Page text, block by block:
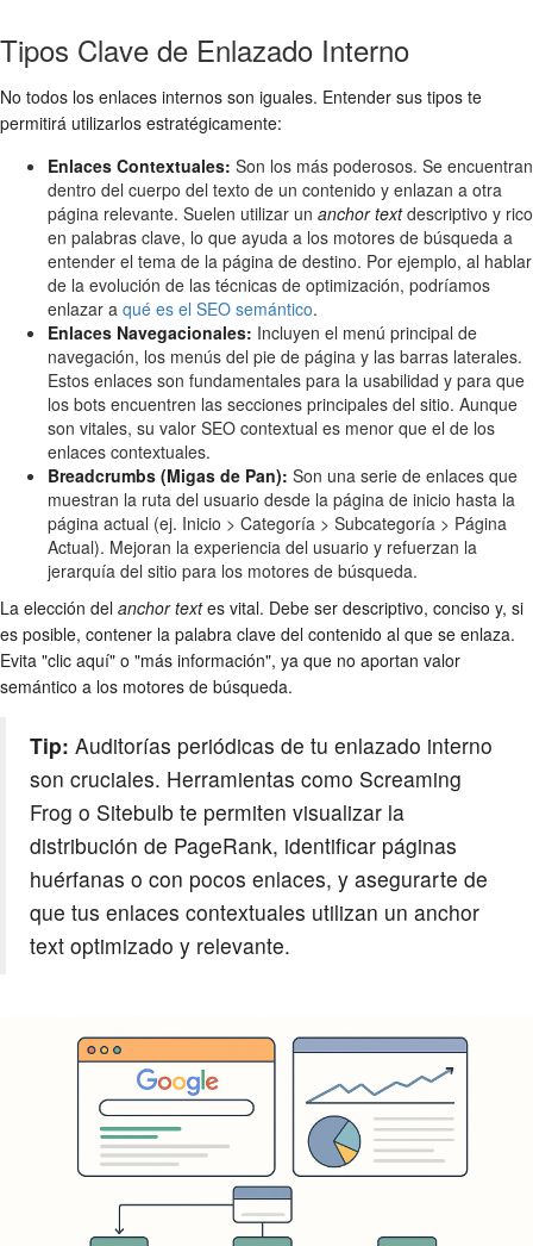
Tipos Clave de Enlazado Interno
No todos los enlaces internos son iguales. Entender sus tipos te
permitirá utilizarlos estratégicamente:
Enlaces Contextuales: Son los más poderosos. Se encuentran
dentro del cuerpo del texto de un contenido y enlazan a otra
página relevante. Suelen utilizar un anchor textdescriptivo y rico
en palabras clave, lo que ayuda a los motores de búsqueda a
entender el tema de la página de destino. Por ejemplo, al hablar
de la evolución de las técnicas de optimización, podríamos
enlazar a qué es el SEO semántico.
Enlaces Navegacionales: Incluyen el menú principal de
navegación, los menús del pie de página y las barras laterales.
Estos enlaces son fundamentales para la usabilidad y para que
los bots encuentren las secciones principales del sitio. Aunque
son vitales, su valor SEO contextual es menor que el de los
enlaces contextuales.
Breadcrumbs (Migas de Pan): Son una serie de enlaces que
muestran la ruta del usuario desde la página de inicio hasta la
página actual (ej. Inicio > Categoría > Subcategoría > Página
Actual). Mejoran la experiencia del usuario y refuerzan la
jerarquía del sitio para los motores de búsqueda.
La elección del anchor textes vital. Debe ser descriptivo, conciso y, si
es posible, contener la palabra clave del contenido al que se enlaza.
Evita "clic aquí" o "más información", ya que no aportan valor
semántico a los motores de búsqueda.
Tip: Auditorías periódicas de tu enlazado interno
son cruciales. Herramientas como Screaming
Frog o Sitebulb te permiten visualizar la
distribución de PageRank, identificar páginas
huérfanas o con pocos enlaces, y asegurarte de
que tus enlaces contextuales utilizan un anchor
text optimizado y relevante.